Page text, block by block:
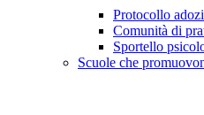
Protocollo
Comunità di
Sportello
Scuole che